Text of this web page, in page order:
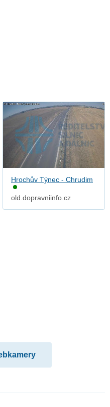
Hrochův Týnec - Chrudim
old.dopravniinfo.cz